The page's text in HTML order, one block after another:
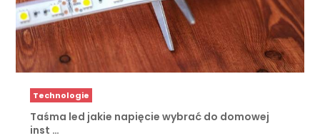
Technologie
Taśma led jakie napięcie wybrać do domowej
inst …